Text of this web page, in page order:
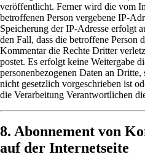
veröffentlicht. Ferner wird die vom
betroffenen Person vergebene IP-
Speicherung der IP-Adresse erfolgt
den Fall, dass die betroffene Person
Kommentar die Rechte Dritter
postet. Es erfolgt keine Weitergabe
personenbezogenen Daten an
nicht gesetzlich vorgeschrieben ist
die Verarbeitung Verantwortlichen
8. Abonnement von
auf der Internetseite